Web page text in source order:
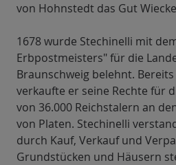
von Hohnstedt das Gut
1678 wurde Stechinelli mit
Erbpostmeisters" für die
Braunschweig belehnt.
verkaufte er seine Rechte für
von 36.000 Reichstalern an
von Platen. Stechinelli
durch Kauf, Verkauf und
Grundstücken und Häusern